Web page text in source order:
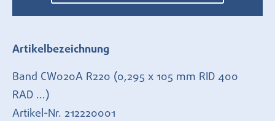
Artikelbezeichnung
Band CW020A R220 (0,295 x 105 mm RID 400
RAD ...)
Artikel-Nr. 212220001